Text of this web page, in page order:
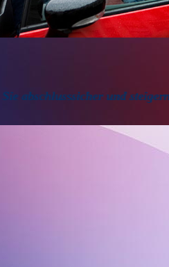
Sie abschlusssicher und